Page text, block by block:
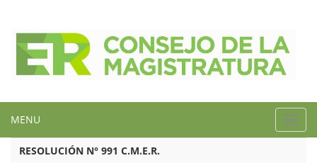
MENU
RESOLUCIÓN N° 991 C.M.E.R.